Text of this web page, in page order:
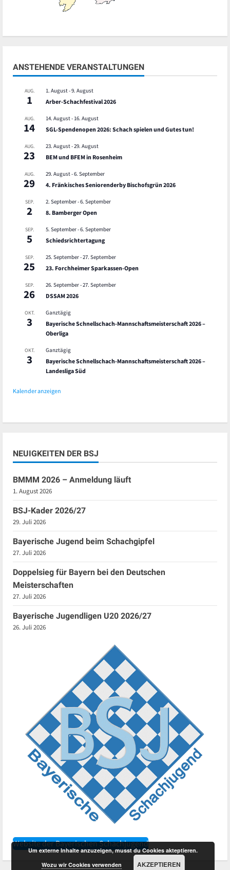
ANSTEHENDE VERANSTALTUNGEN
AUG.
1
1. August-9. August
Arber-Schachfestival 2026
AUG.
14
14. August- 16. August
SGL-Spendenopen 2026: Schach spielen und Gutes tun!
AUG.
23
23. August-29. August
BEM und BFEM in Rosenheim
AUG.
29
29. August-6. September
4. Fränkisches Seniorenderby Bischofsgrün 2026
SEP.
2
2. September-6. September
8. Bamberger Open
SEP.
5
5. September-6. September
Schiedsrichtertagung
SEP.
25
25. September-27. September
23. Forchheimer Sparkassen-Open
SEP.
26
26. September-27. September
DSSAM 2026
OKT.
3
Ganztägig
Bayerische Schnellschach-Mannschaftsmeisterschaft 2026 –
Oberliga
OKT.
3
Ganztägig
Bayerische Schnellschach-Mannschaftsmeisterschaft 2026 –
Landesliga Süd
Kalender anzeigen
NEUIGKEITEN DER BSJ
BMMM 2026 – Anmeldung läuft
1. August 2026
BSJ-Kader 2026/27
29. Juli 2026
Bayerische Jugend beim Schachgipfel
27. Juli 2026
Doppelsieg für Bayern bei den Deutschen
Meisterschaften
27. Juli 2026
Bayerische Jugendligen U20 2026/27
26. Juli 2026
Website der Bayerischen Schachjugend
Um externe Inhalte anzuzeigen, musst du Cookies akteptieren.
Wozu wir Cookies verwenden
AKZEPTIEREN